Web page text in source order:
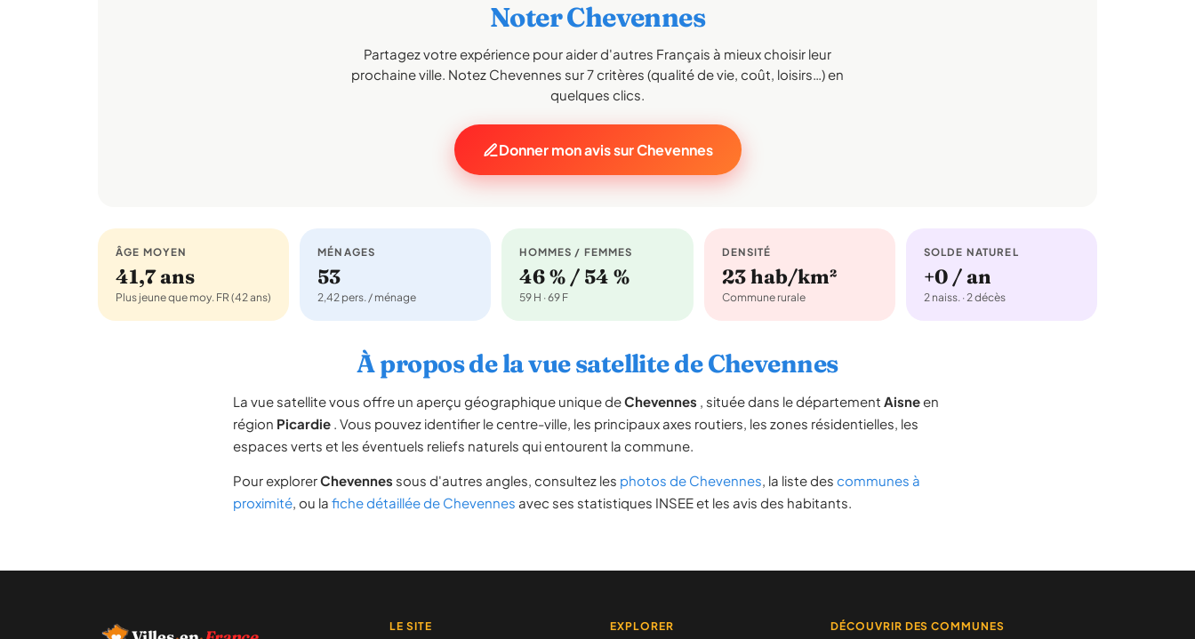
Noter Chevennes
Partagez votre expérience pour aider d'autres Français à mieux choisir leur
prochaine ville. Notez Chevennes sur 7 critères (qualité de vie, coût, loisirs…) en
quelques clics.
Donner mon avis sur Chevennes
ÂGE MOYEN
41,7 ans
Plus jeune que moy. FR (42 ans)
MÉNAGES
53
2,42 pers. / ménage
HOMMES / FEMMES
46 % / 54 %
59 H · 69 F
DENSITÉ
23 hab/km²
Commune rurale
SOLDE NATUREL
+0 / an
2 naiss. · 2 décès
À propos de la vue satellite de Chevennes
La vue satellite vous offre un aperçu géographique unique deChevennes , située dans le département Aisneen
région Picardie . Vous pouvez identifier le centre-ville, les principaux axes routiers, les zones résidentielles, les
espaces verts et les éventuels reliefs naturels qui entourent la commune.
Pour explorerChevennes sous d'autres angles, consultez les photos de Chevennes, la liste des communes à
proximité, ou la fiche détaillée de Chevennes avec ses statistiques INSEE et les avis des habitants.
LE SITE EXPLORER DÉCOUVRIR DES COMMUNES